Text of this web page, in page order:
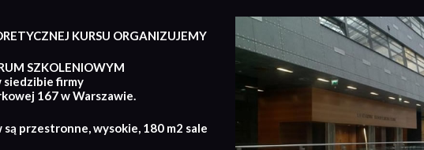
KURSU ORGANIZUJEMY
SZKOLENIOWYM
siedzibie firmy
167 w Warszawie.
przestronne, wysokie, 180 m2 sale